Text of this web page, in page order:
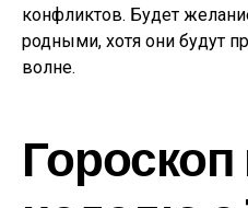
конфликтов. Будет
родными, хотя они будут
волне.
Гороскоп